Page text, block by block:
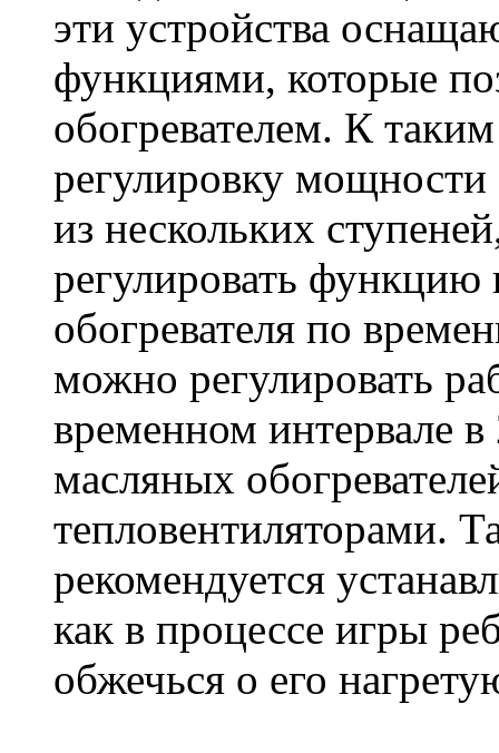
эти устройства
функциями, которые
обогревателем. К
регулировку мощности
из нескольких
регулировать
обогревателя по
можно регулировать
временном интервале
масляных
тепловентиляторами.
рекомендуется
как в процессе игры
обжечься о его